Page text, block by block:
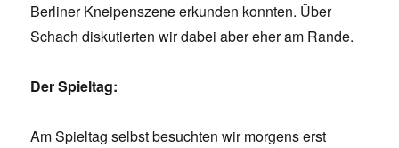
Berliner Kneipenszene erkunden konnten. Über
Schach diskutierten wir dabei aber eher am Rande.
Der Spieltag:
Am Spieltag selbst besuchten wir morgens erst